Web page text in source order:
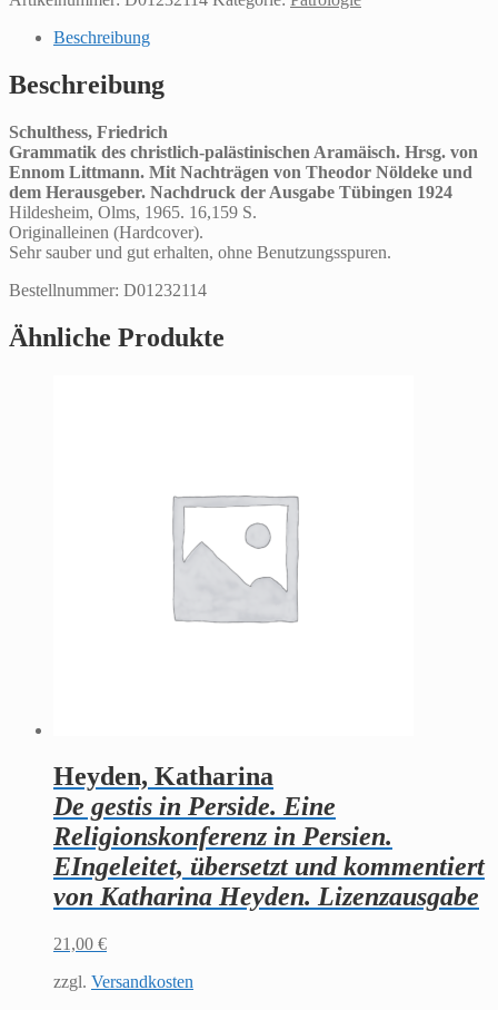
Beschreibung
Beschreibung
Schulthess, Friedrich
Grammatik des christlich-palästinischen Aramäisch. Hrsg. von
Ennom Littmann. Mit Nachträgen von Theodor Nöldeke und
dem Herausgeber. Nachdruck der Ausgabe Tübingen 1924
Hildesheim, Olms, 1965. 16,159 S.
Originalleinen (Hardcover).
Sehr sauber und gut erhalten, ohne Benutzungsspuren.
Bestellnummer: D01232114
Ähnliche Produkte
Heyden, Katharina
De gestis in Perside. Eine
Religionskonferenz in Persien.
EIngeleitet, übersetzt und kommentiert
von Katharina Heyden. Lizenzausgabe
21,00 €
zzgl. Versandkosten